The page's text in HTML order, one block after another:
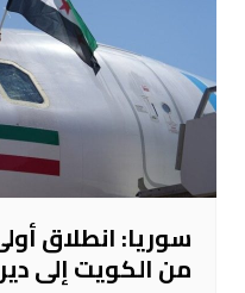
سوريا: انطلاق
من الكويت إلى